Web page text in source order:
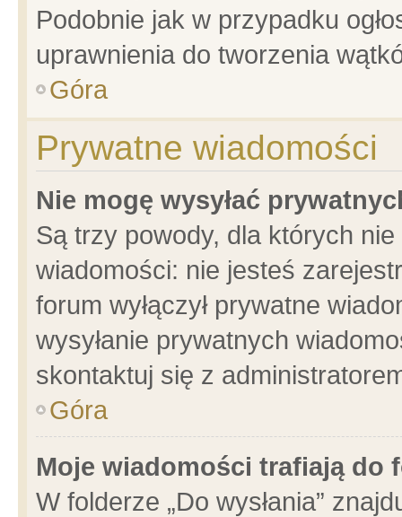
Podobnie jak w przypadku
uprawnienia do tworzenia
Góra
Prywatne wiadomości
Nie mogę wysyłać
Są trzy powody, dla których
wiadomości: nie jesteś
forum wyłączył prywatne
wysyłanie prywatnych
skontaktuj się z
Góra
Moje wiadomości trafiają do
W folderze „Do wysłania”